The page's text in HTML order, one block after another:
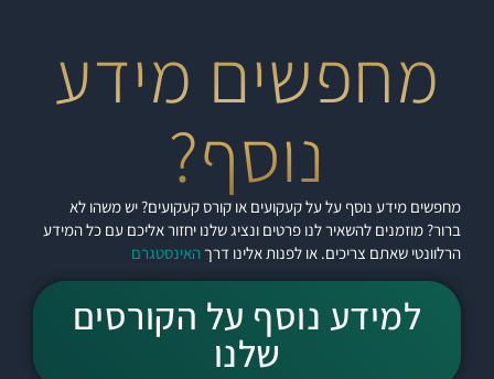
מחפשים מידע
נוסף?
מחפשים מידע נוסף על על קעקועים או קורס קעקועים? יש משהו לא
ברור? מוזמנים להשאיר לנו פרטים ונציג שלנו יחזור אליכם עם כל המידע
הרלוונטי שאתם צריכים. או לפנות אלינו דרך האינסטגרם
למידע נוסף על הקורסים
שלנו